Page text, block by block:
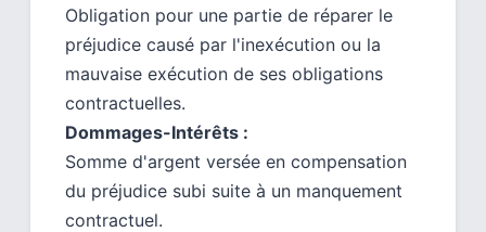
Obligation pour une partie de réparer le
préjudice causé par l'inexécution ou la
mauvaise exécution de ses obligations
contractuelles.
Dommages-Intérêts :
Somme d'argent versée en compensation
du préjudice subi suite à un manquement
contractuel.